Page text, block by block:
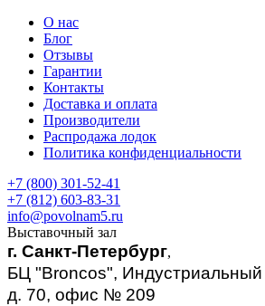
О нас
Блог
Отзывы
Гарантии
Контакты
Доставка и оплата
Производители
Распродажа лодок
Политика конфиденциальности
+7 (800) 301-52-41
+7 (812) 603-83-31
info@povolnam5.ru
Выставочный зал
г. Санкт-Петербург,
БЦ "Broncos", Индустриальный
д. 70, офис № 209